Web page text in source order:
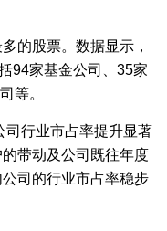
的股票。数据显示，
94家基金公司、35家
等。
司行业市占率提升显著
带动及公司既往年度
司的行业市占率稳步